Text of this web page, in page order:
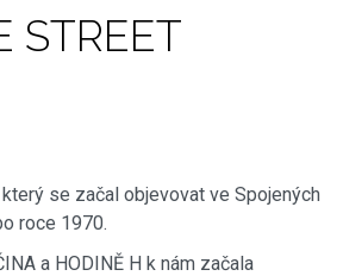
STREET
se začal objevovat ve Spojených
roce 1970.
a HODINĚ H k nám začala